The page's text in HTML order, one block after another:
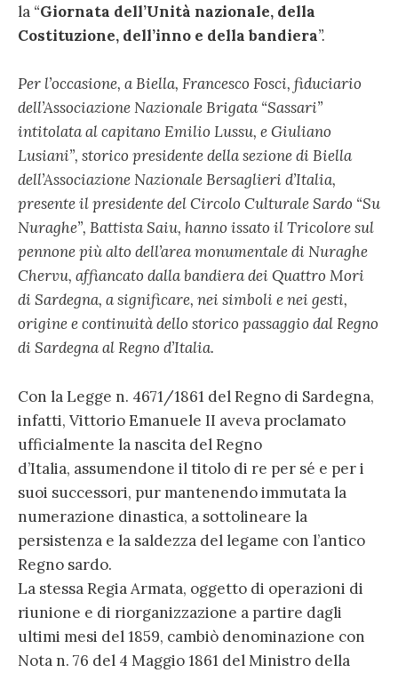
la “Giornata dell’Unità nazionale, della
Costituzione, dell’inno e della bandiera”.
Per l’occasione, a Biella, Francesco Fosci, fiduciario
dell’Associazione Nazionale Brigata “Sassari”
intitolata al capitano Emilio Lussu, e Giuliano
Lusiani”, storico presidentedellasezione di Biella
dell’Associazione Nazionale Bersaglieri d’Italia,
presente il presidente del Circolo CulturaleSardo “Su
Nuraghe”, Battista Saiu, hanno issato il Tricolore sul
pennone più alto dell’area monumentale di Nuraghe
Chervu, affiancato dalla bandiera dei Quattro Mori
di Sardegna, a significare, nei simboli e nei gesti,
origine e continuità dello storico passaggio dal Regno
di Sardegna al Regno d’Italia.
Con la Legge n. 4671/1861 del Regno di Sardegna,
infatti, Vittorio Emanuele II aveva proclamato
ufficialmente la nascita del Regno
d’Italia, assumendone il titolo di re per sé e per i
suoi successori, pur mantenendo immutata la
numerazione dinastica, a sottolineare la
persistenza e la saldezza del legame con l’antico
Regno sardo.
La stessa Regia Armata, oggetto di operazioni di
riunione e di riorganizzazione a partire dagli
ultimi mesi del 1859, cambiò denominazione con
Nota n. 76 del 4 Maggio 1861 del Ministro della